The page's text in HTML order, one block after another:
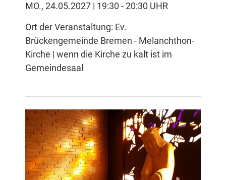
MO., 24.05.2027 | 19:30 - 20:30 UHR
Ort der Veranstaltung: Ev.
Brückengemeinde Bremen - Melanchthon-
Kirche | wenn die Kirche zu kalt ist im
Gemeindesaal